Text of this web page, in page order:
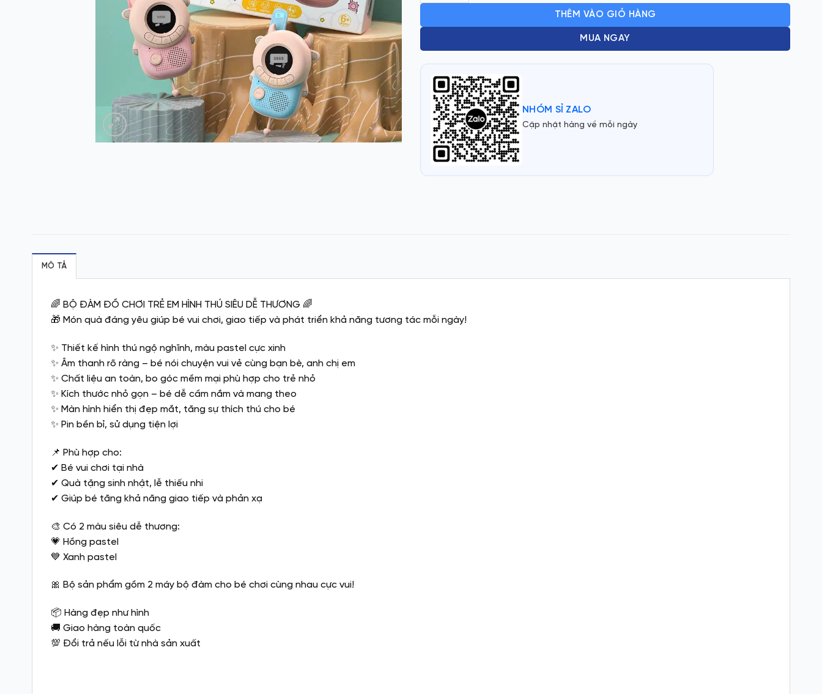
THÊM VÀO GIỎ HÀNG
MUA NGAY
NHÓM SỈ ZALO
Cập nhật hàng về mỗi ngày
MÔ TẢ
🌈 BỘ ĐÀM ĐỒ CHƠI TRẺ EM HÌNH THÚ SIÊU DỄ THƯƠNG 🌈
🎁 Món quà đáng yêu giúp bé vui chơi, giao tiếp và phát triển khả năng tương tác mỗi ngày!
✨ Thiết kế hình thú ngộ nghĩnh, màu pastel cực xinh
✨ Âm thanh rõ ràng – bé nói chuyện vui vẻ cùng bạn bè, anh chị em
✨ Chất liệu an toàn, bo góc mềm mại phù hợp cho trẻ nhỏ
✨ Kích thước nhỏ gọn – bé dễ cầm nắm và mang theo
✨ Màn hình hiển thị đẹp mắt, tăng sự thích thú cho bé
✨ Pin bền bỉ, sử dụng tiện lợi
📌 Phù hợp cho:
✔ Bé vui chơi tại nhà
✔ Quà tặng sinh nhật, lễ thiếu nhi
✔ Giúp bé tăng khả năng giao tiếp và phản xạ
🎨 Có 2 màu siêu dễ thương:
💗 Hồng pastel
💙 Xanh pastel
🎀 Bộ sản phẩm gồm 2 máy bộ đàm cho bé chơi cùng nhau cực vui!
📦 Hàng đẹp như hình
🚚 Giao hàng toàn quốc
💯 Đổi trả nếu lỗi từ nhà sản xuất